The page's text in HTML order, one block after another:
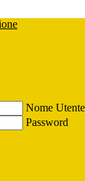
Nome Utente
Password